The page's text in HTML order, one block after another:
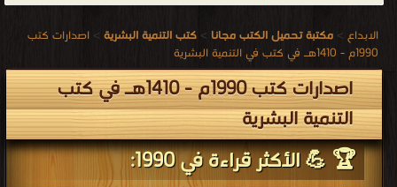
الابداع > مكتبة تحميل الكتب مجانا > كتب التنمية البشرية > اصدارات كتب
1990م - 1410هـ في كتب في التنمية البشرية
اصدارات كتب 1990م - 1410هـ في كتب
التنمية البشرية
🏆 💪 الأكثر قراءة في 1990: